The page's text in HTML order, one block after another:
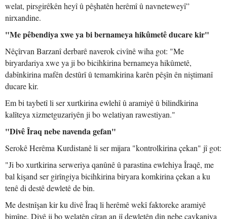
welat, pirsgirêkên heyî û pêşhatên herêmî û navneteweyî”
nirxandine.
"Me pêbendiya xwe ya bi bernameya hikûmetê ducare kir"
Nêçîrvan Barzanî derbarê naverok civînê wiha got: "Me
biryardariya xwe ya ji bo bicihkirina bernameya hikûmetê,
dabînkirina mafên destûrî û temamkirina karên pêşîn ên niştimanî
ducare kir.
Em bi taybetî li ser xurtkirina ewlehî û aramiyê û bilindkirina
kalîteya xizmetguzariyên ji bo welatiyan rawestiyan."
"Divê Îraq nebe navenda gefan"
Serokê Herêma Kurdistanê li ser mijara "kontrolkirina çekan" jî got:
"Ji bo xurtkirina serweriya qanûnê û parastina ewlehiya Îraqê, me
bal kişand ser girîngiya bicihkirina biryara komkirina çekan a ku
tenê di destê dewletê de bin.
Me destnîşan kir ku divê Îraq li herêmê wekî faktoreke aramiyê
bimîne. Divê ji bo welatên cîran an jî dewletên din nebe çavkaniya